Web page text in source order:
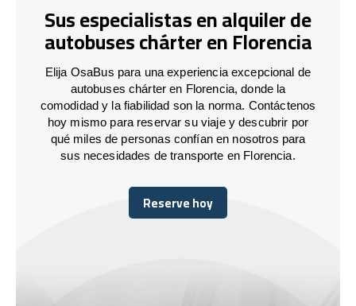
Sus especialistas en alquiler de
autobuses chárter en Florencia
Elija OsaBus para una experiencia excepcional de
autobuses chárter en Florencia, donde la
comodidad y la fiabilidad son la norma. Contáctenos
hoy mismo para reservar su viaje y descubrir por
qué miles de personas confían en nosotros para
sus necesidades de transporte en Florencia.
Reserve hoy
Reserve hoy